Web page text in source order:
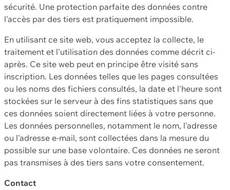
sécurité. Une protection parfaite des données contre
l'accès par des tiers est pratiquement impossible.
En utilisant ce site web, vous acceptez la collecte, le
traitement et l'utilisation des données comme décrit ci-
après. Ce site web peut en principe être visité sans
inscription. Les données telles que les pages consultées
ou les noms des fichiers consultés, la date et l'heure sont
stockées sur le serveur à des fins statistiques sans que
ces données soient directement liées à votre personne.
Les données personnelles, notamment le nom, l'adresse
ou l'adresse e-mail, sont collectées dans la mesure du
possible sur une base volontaire. Ces données ne seront
pas transmises à des tiers sans votre consentement.
Contact